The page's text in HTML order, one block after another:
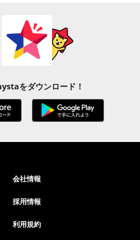
をダウンロード！
会社情報
採用情報
利用規約